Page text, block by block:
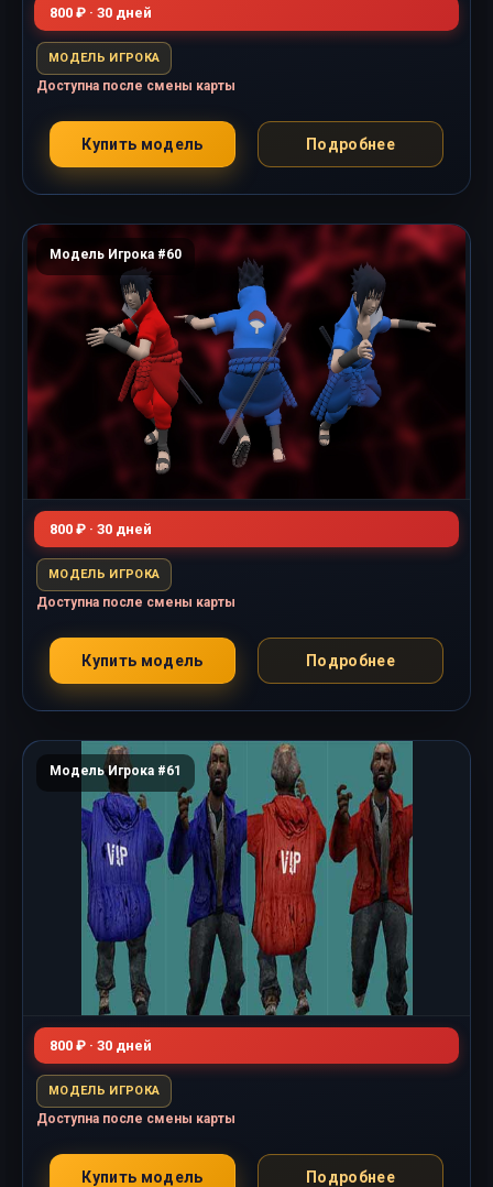
800 ₽ · 30 дней
МОДЕЛЬ ИГРОКА
Доступна после смены карты
Купить модель Подробнее
Модель Игрока #60
800 ₽ · 30 дней
МОДЕЛЬ ИГРОКА
Доступна после смены карты
Купить модель Подробнее
Модель Игрока #61
800 ₽ · 30 дней
МОДЕЛЬ ИГРОКА
Доступна после смены карты
Купить модель Подробнее